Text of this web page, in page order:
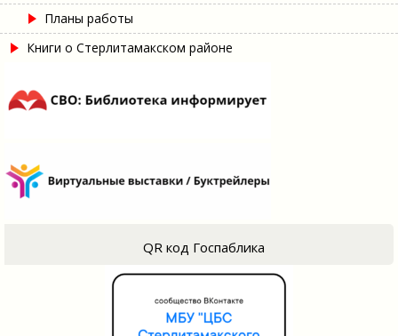
Планы работы
Книги о Стерлитамакском районе
QR код Госпаблика